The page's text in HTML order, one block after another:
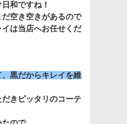
和ですね！
空き空きがあるので
は当店へお任せくだ
、黒だからキレイを維
きピッタリのコーテ